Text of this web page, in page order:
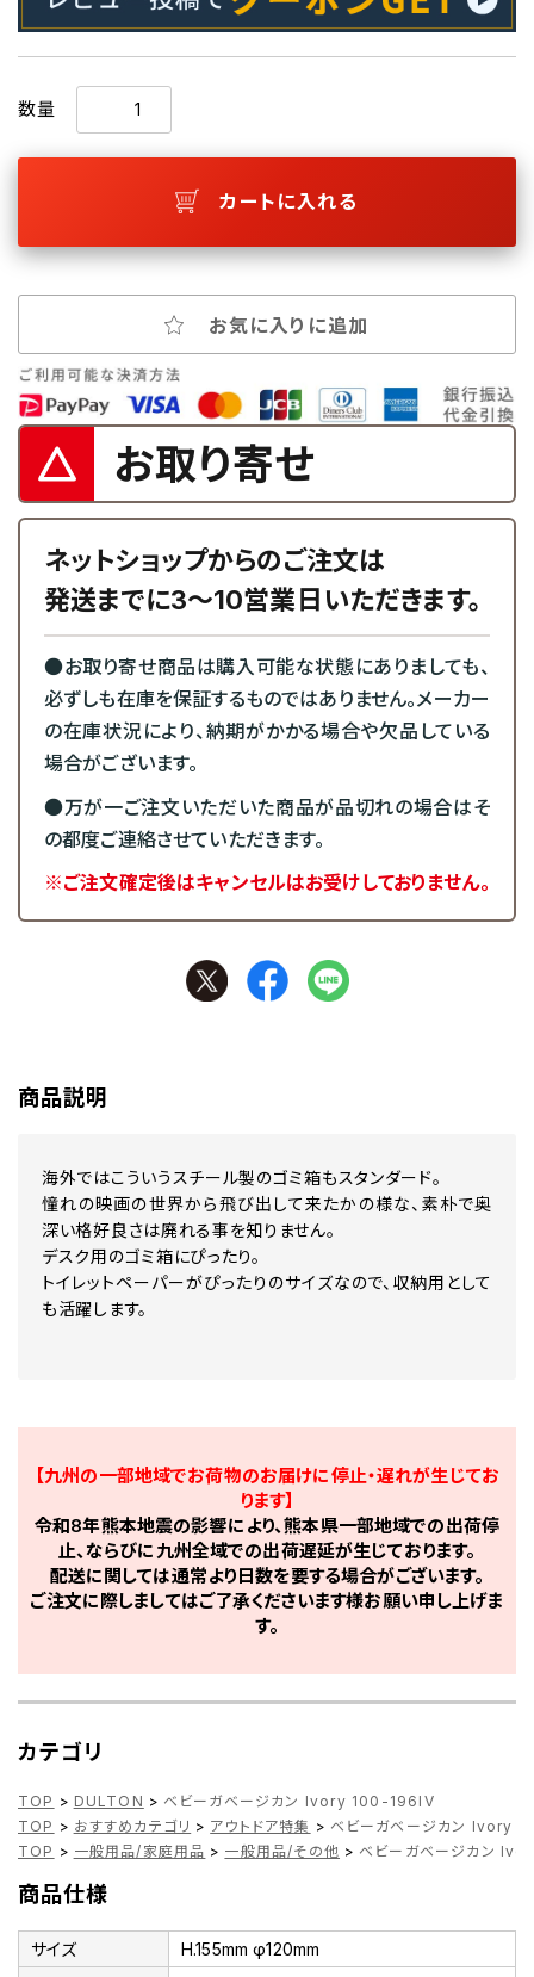
数量
カートに入れる
お気に入りに追加
お取り寄せ
ネットショップからのご注文は
発送までに3～10営業日いただきます。
●お取り寄せ商品は購入可能な状態にありましても、
必ずしも在庫を保証するものではありません。メーカー
の在庫状況により、納期がかかる場合や欠品している
場合がございます。
●万が一ご注文いただいた商品が品切れの場合はそ
の都度ご連絡させていただきます。
※ご注文確定後はキャンセルはお受けしておりません。
商品説明
海外ではこういうスチール製のゴミ箱もスタンダード。
憧れの映画の世界から飛び出して来たかの様な、素朴で奥
深い格好良さは廃れる事を知りません。
デスク用のゴミ箱にぴったり。
トイレットペーパーがぴったりのサイズなので、収納用として
も活躍します。
【九州の一部地域でお荷物のお届けに停止・遅れが生じてお
ります】
令和8年熊本地震の影響により、熊本県一部地域での出荷停
止、ならびに九州全域での出荷遅延が生じております。
配送に関しては通常より日数を要する場合がございます。
ご注文に際しましてはご了承くださいます様お願い申し上げま
す。
カテゴリ
TOP > DULTON > ベビーガベージカン Ivory 100-196IV
TOP > おすすめカテゴリ > アウトドア特集 > ベビーガベージカン Ivory
TOP > 一般用品/家庭用品 > 一般用品/その他 > ベビーガベージカン
商品仕様
サイズ
H.155mm φ120mm